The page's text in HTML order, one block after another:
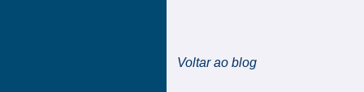
Voltar ao blog